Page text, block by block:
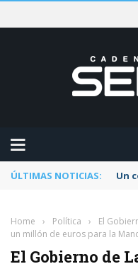
ÚLTIMAS NOTICIAS: Un
Home › Política ›
El
un millón de euros para la
El Gobierno de